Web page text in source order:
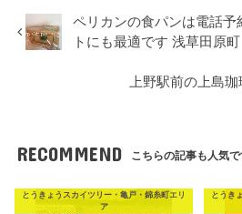
ペリカンの食パンは電話
トにも最適です 浅草田原町
上野駅前の上島
RECOMMEND こちらの記事も人気で
とうきょうスカイツリー・亀戸・錦糸町エリ
ア
とうき